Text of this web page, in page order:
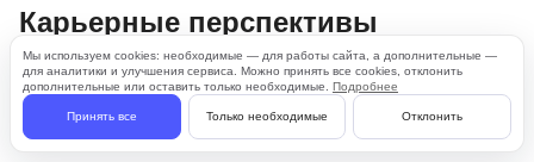
Карьерные перспективы
DevOps инженер
SRE (Site Reliability Engineer)
Мы используем cookies: необходимые — для работы сайта, а дополнительные —
для аналитики и улучшения сервиса. Можно принять все cookies, отклонить
дополнительные или оставить только необходимые. Подробнее
Принять все Только необходимые Отклонить